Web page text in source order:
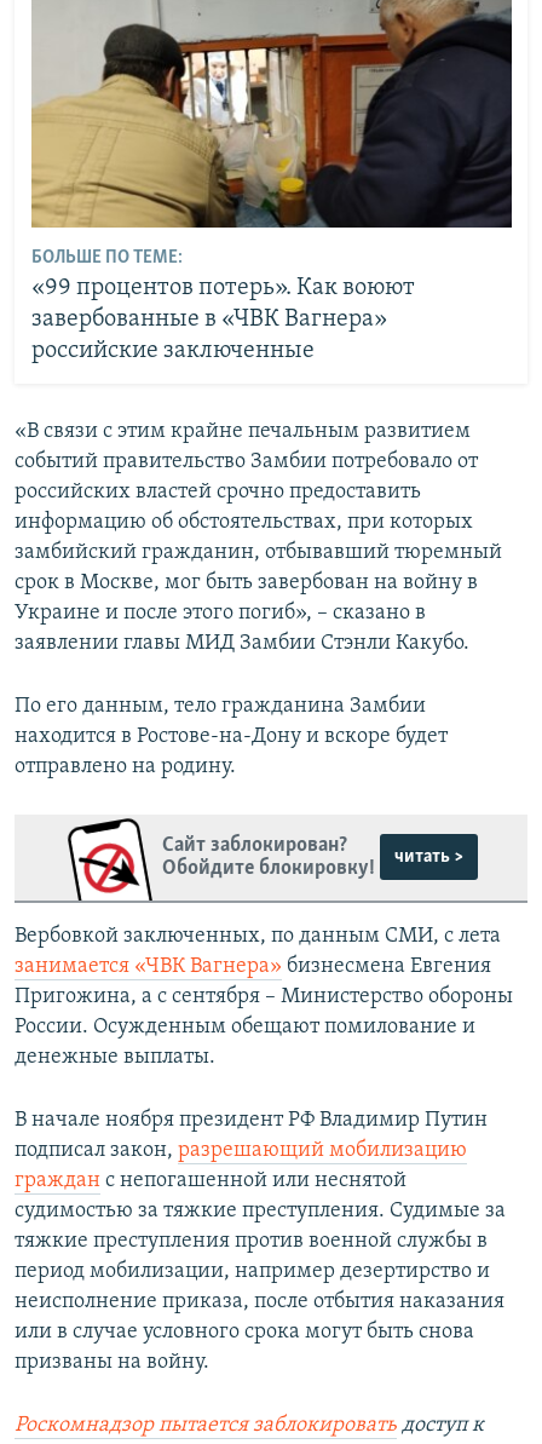
БОЛЬШЕ ПО ТЕМЕ:
«99 процентов потерь». Как воюют
завербованные в «ЧВК Вагнера»
российские заключенные
«В связи с этим крайне печальным развитием
событий правительство Замбии потребовало от
российских властей срочно предоставить
информацию об обстоятельствах, при которых
замбийский гражданин, отбывавший тюремный
срок в Москве, мог быть завербован на войну в
Украине и после этого погиб», – сказано в
заявлении главы МИД Замбии Стэнли Какубо.
По его данным, тело гражданина Замбии
находится в Ростове-на-Дону и вскоре будет
отправлено на родину.
Сайт заблокирован?
Обойдите блокировку!
читать >
Вербовкой заключенных, по данным СМИ, с лета
занимается «ЧВК Вагнера» бизнесмена Евгения
Пригожина, а с сентября – Министерство обороны
России. Осужденным обещают помилование и
денежные выплаты.
В начале ноября президент РФ Владимир Путин
подписал закон, разрешающий мобилизацию
граждан с непогашенной или неснятой
судимостью за тяжкие преступления. Судимые за
тяжкие преступления против военной службы в
период мобилизации, например дезертирство и
неисполнение приказа, после отбытия наказания
или в случае условного срока могут быть снова
призваны на войну.
Роскомнадзор пытается заблокировать доступ к